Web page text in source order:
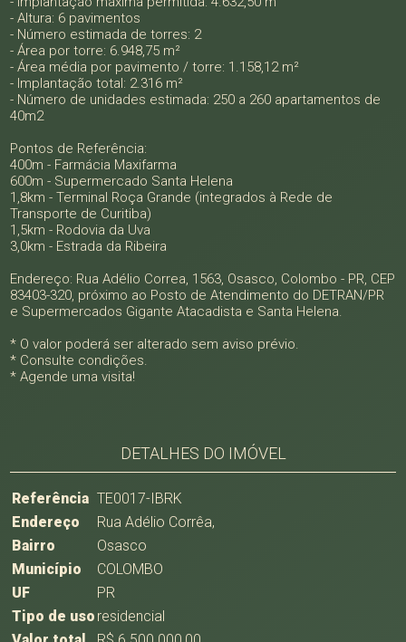
- Altura: 6 pavimentos
- Número estimada de torres: 2
- Área por torre: 6.948,75 m²
- Área média por pavimento / torre: 1.158,12 m²
- Implantação total: 2.316 m²
- Número de unidades estimada: 250 a 260 apartamentos de
40m2
Pontos de Referência:
400m - Farmácia Maxifarma
600m - Supermercado Santa Helena
1,8km - Terminal Roça Grande (integrados à Rede de
Transporte de Curitiba)
1,5km - Rodovia da Uva
3,0km - Estrada da Ribeira
Endereço: Rua Adélio Correa, 1563, Osasco, Colombo - PR, CEP
83403-320, próximo ao Posto de Atendimento do DETRAN/PR
e Supermercados Gigante Atacadista e Santa Helena.
* O valor poderá ser alterado sem aviso prévio.
* Consulte condições.
* Agende uma visita!
DETALHES DO IMÓVEL
Referência TE0017-IBRK
Endereço
Rua Adélio Corrêa,
Bairro
Osasco
Município
COLOMBO
UF
PR
Tipo de uso residencial